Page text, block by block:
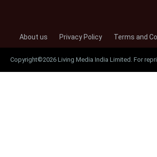
About us Privacy Policy Terms and
Copyright©2026 Living Media India Limited. For